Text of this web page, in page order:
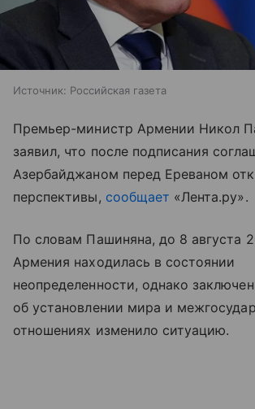
Источник: Российская газета
Премьер-министр Армении Никол
заявил, что после подписания
Азербайджаном перед Ереваном
перспективы, сообщает «Лента.ру».
По словам Пашиняна, до 8 августа
Армения находилась в состоянии
неопределенности, однако
об установлении мира и
отношениях изменило ситуацию.